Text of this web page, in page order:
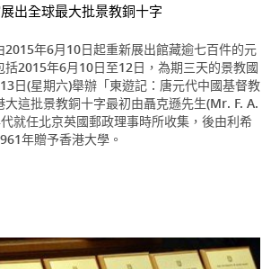
出全球最大批景教銅十字
2015年6月10日起重新展出館藏逾七百件的元
括2015年6月10日至12日，為期三天的景教國
日(星期六)舉辦「東遊記：唐元代中國基督教
這批景教銅十字最初由聶克遜先生(Mr. F. A.
就任北京英國郵政理事時所收集，後由利希
年贈予香港大學。